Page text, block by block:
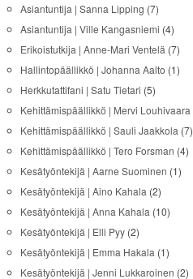
Asiantuntija | Sanna Lipping (7)
Asiantuntija | Ville Kangasniemi (4)
Erikoistutkija | Anne-Mari Ventelä (7)
Hallintopäällikkö | Johanna Aalto (1)
Herkkutattifani | Satu Tietari (5)
Kehittämispäällikkö | Mervi Louhivaara
Kehittämispäällikkö | Sauli Jaakkola (7)
Kehittämispäällikkö | Tero Forsman (4)
Kesätyöntekijä | Aarne Suominen (1)
Kesätyöntekijä | Aino Kahala (2)
Kesätyöntekijä | Anna Kahala (10)
Kesätyöntekijä | Elli Pyy(2)
Kesätyöntekijä | Emma Hakala (1)
Kesätyöntekijä | Jenni Lukkaroinen (2)